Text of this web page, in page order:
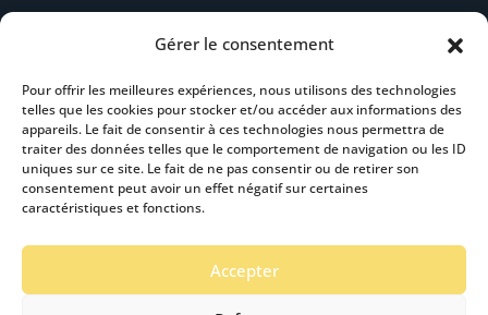
Gérer le consentement
Pour offrir les meilleures expériences, nous utilisons des technologies
telles que les cookies pour stocker et/ou accéder aux informations des
appareils. Le fait de consentir à ces technologies nous permettra de
traiter des données telles que le comportement de navigation ou les ID
uniques sur ce site. Le fait de ne pas consentir ou de retirer son
consentement peut avoir un effet négatif sur certaines
caractéristiques et fonctions.
Accepter
Suivez-nous
S’abonner à la newsletter